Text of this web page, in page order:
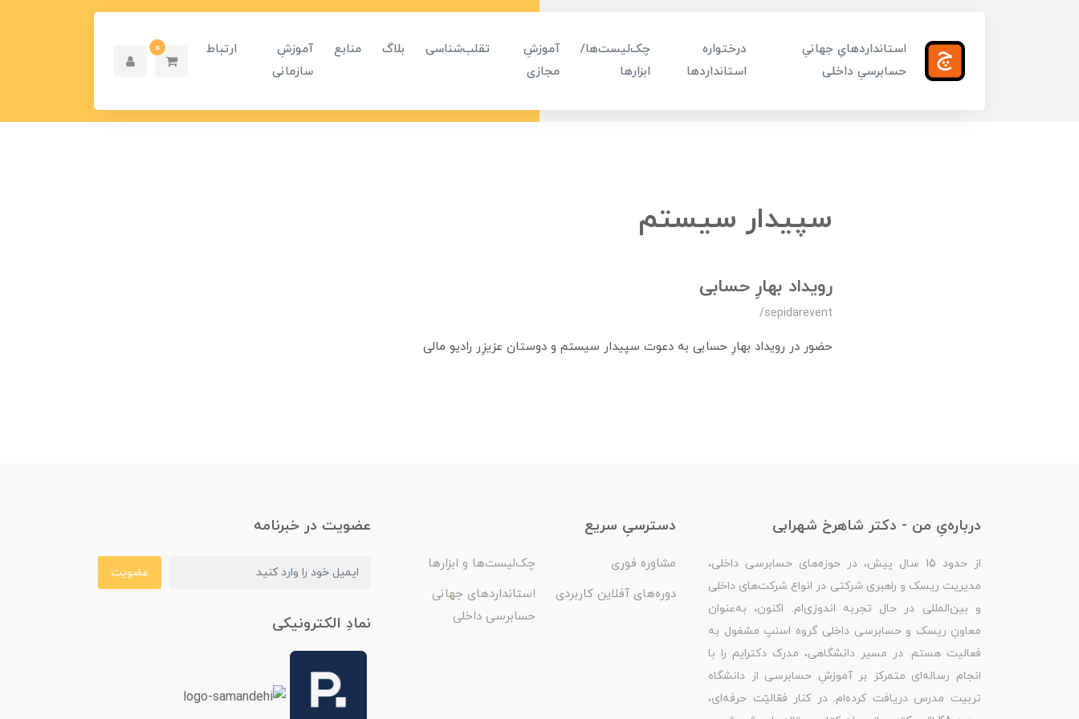
استانداردهایِ جهانیِ
حسابرسیِ داخلی
درختواره
استانداردها
چک‌لیست‌ها/
ابزارها
آموزشِ
مجازی
تقلب‌شناسی بلاگ منابع
آموزشِ
سازمانی
ارتباط 0
سپیدار سیستم
رویداد بهارِ حسابی
/sepidarevent
حضور در رویداد بهارِ حسابی به دعوت سپیدار سیستم و دوستان عزیزِر رادیو مالی
درباره‌یِ من - دکتر شاهرخ شهرابی
از حدود 15 سال پیش، در حوزه‌های حسابرسی داخلی،
مدیریت ریسک و راهبری شرکتی در انواع شرکت‌های داخلی
و بین‌المللی در حال تجربه اندوزی‌ام. اکنون، به‌عنوان
معاونِ ریسک و حسابرسی داخلی گروه اسنپ مشغول به
فعالیت هستم. در مسیر دانشگاهی، مدرک دکترایم را با
انجام رساله‌ای متمرکز بر آموزشِ حسابرسی از دانشگاه
تربیت مدرس دریافت کرده‌ام. در کنار فعّالیّت حرفه‌ای،
دسترسیِ سریع
مشاوره فوری
چک‌لیست‌ها و ابزارها
دوره‌های آفلاین کاربردی
استانداردهای جهانی
حسابرسی داخلی
عضویت در خبرنامه
عضویت
نمادِ الکترونیکی